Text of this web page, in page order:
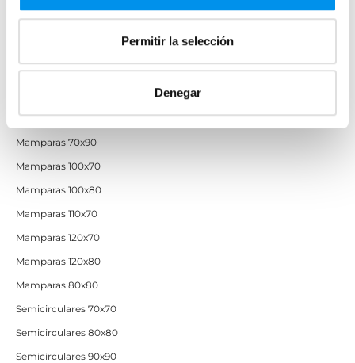
Permitir la selección
Denegar
Mamparas de ducha baratas con perfil negro
Mamparas por medidas
Mamparas 70x70
Mamparas 70x90
Mamparas 100x70
Mamparas 100x80
Mamparas 110x70
Mamparas 120x70
Mamparas 120x80
Mamparas 80x80
Semicirculares 70x70
Semicirculares 80x80
Semicirculares 90x90